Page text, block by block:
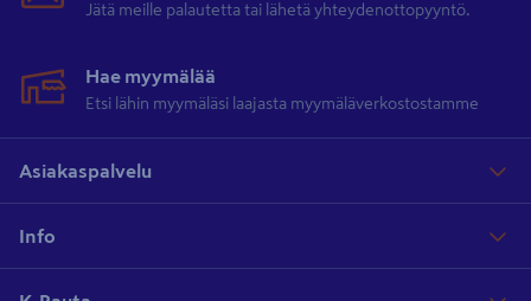
Jätä meille palautetta tai lähetä yhteydenottopyyntö.
Hae myymälää
Etsi lähin myymäläsi laajasta myymäläverkostostamme
Asiakaspalvelu
Info